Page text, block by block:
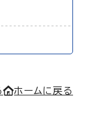
ホームに戻る